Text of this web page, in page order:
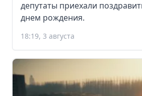
депутаты приехали
днем рождения.
18:19, 3 августа